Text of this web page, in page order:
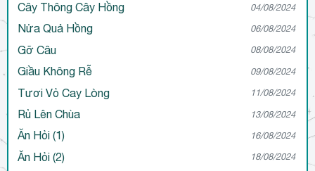
Cây Thông Cây Hồng 04/08/2024
Nửa Quả Hồng 06/08/2024
Gỡ Câu 08/08/2024
Giầu Không Rễ 09/08/2024
Tươi Vỏ Cay Lòng 11/08/2024
Rủ Lên Chùa 13/08/2024
Ăn Hỏi (1) 16/08/2024
Ăn Hỏi (2) 18/08/2024